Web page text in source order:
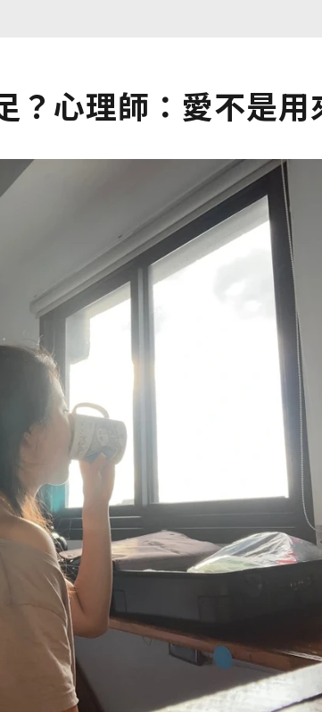
？心理師：愛不是用